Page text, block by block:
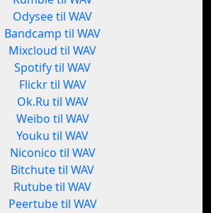
Odysee til WAV
Bandcamp til WAV
Mixcloud til WAV
Spotify til WAV
Flickr til WAV
Ok.Ru til WAV
Weibo til WAV
Youku til WAV
Niconico til WAV
Bitchute til WAV
Rutube til WAV
Peertube til WAV